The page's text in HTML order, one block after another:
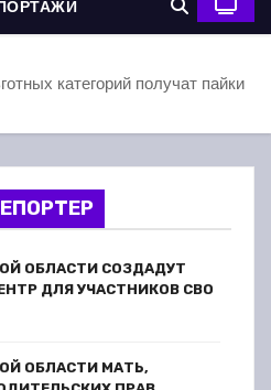
категорий получат пайки
ОБЛАСТИ СОЗДАДУТ
ДЛЯ УЧАСТНИКОВ СВО
ОБЛАСТИ МАТЬ,